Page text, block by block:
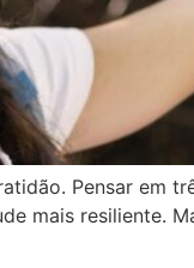
Pensar em
mais resiliente.